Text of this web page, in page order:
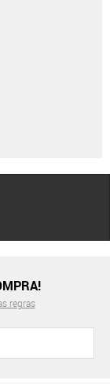
Bege
regras